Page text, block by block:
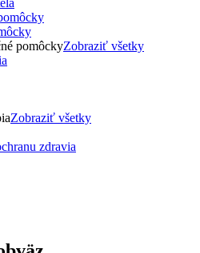
pomôckyZobraziť všetky
Zobraziť všetky
zdravia